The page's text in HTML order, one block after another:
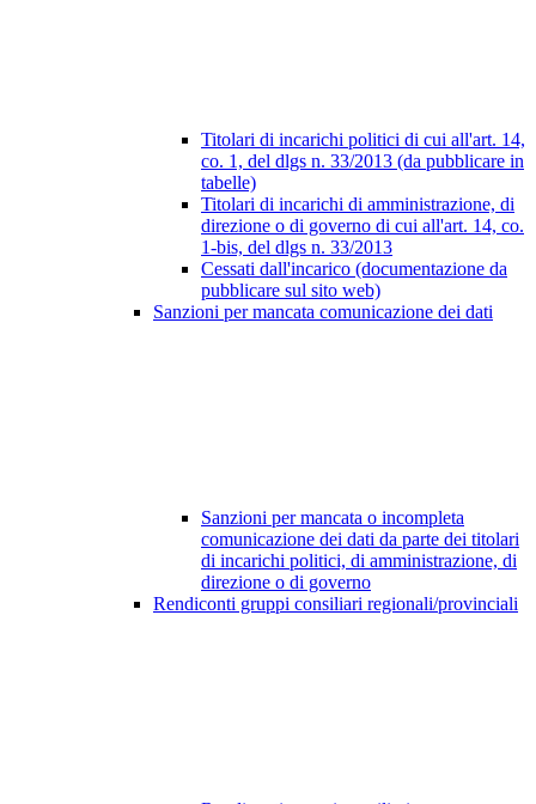
Titolari di incarichi politici di cui all'art. 14,
co. 1, del dlgs n. 33/2013 (da pubblicare in
tabelle)
Titolari di incarichi di amministrazione, di
direzione o di governo di cui all'art. 14, co.
1-bis, del dlgs n. 33/2013
Cessati dall'incarico (documentazione da
pubblicare sul sito web)
Sanzioni per mancata comunicazione dei dati
Sanzioni per mancata o incompleta
comunicazione dei dati da parte dei titolari
di incarichi politici, di amministrazione, di
direzione o di governo
Rendiconti gruppi consiliari regionali/provinciali